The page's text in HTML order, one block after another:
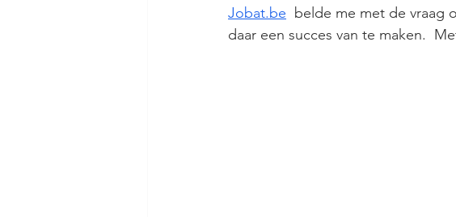
Jobat.be
belde me met de vraag
daar een succes van te maken.